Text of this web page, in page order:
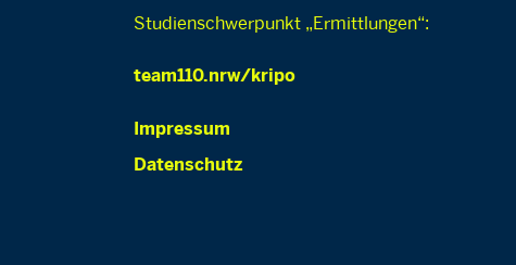
Studienschwerpunkt „Ermittlungen“:
team110.nrw/kripo
Impressum
Datenschutz